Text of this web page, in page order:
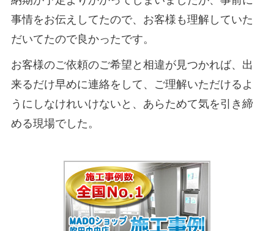
事情をお伝えしてたので、お客様も理解していた
だいてたので良かったです。
お客様のご依頼のご希望と相違が見つかれば、出
来るだけ早めに連絡をして、ご理解いただけるよ
うにしなけれいけないと、あらためて気を引き締
める現場でした。